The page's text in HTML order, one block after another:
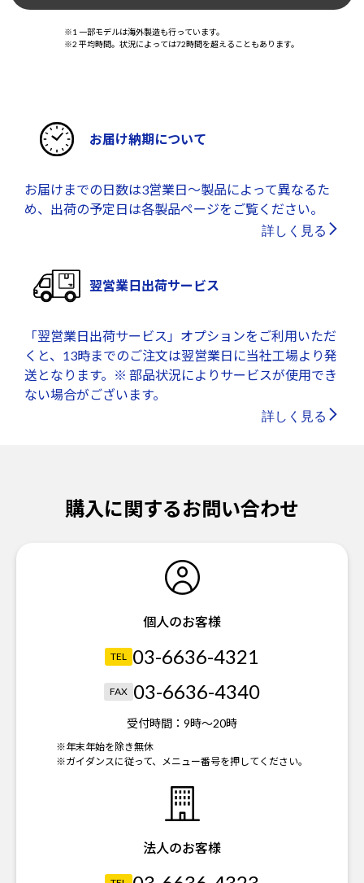
※1 一部モデルは海外製造も行っています。
※2 平均時間。状況によっては72時間を超えることもあります。
お届け納期について
お届けまでの日数は3営業日～製品によって異なるた
め、出荷の予定日は各製品ページをご覧ください。
詳しく見る
翌営業日出荷サービス
「翌営業日出荷サービス」オプションをご利用いただ
くと、13時までのご注文は翌営業日に当社工場より発
送となります。※ 部品状況によりサービスが使用でき
ない場合がございます。
詳しく見る
購入に関するお問い合わせ
個人のお客様
TEL 03-6636-4321
FAX 03-6636-4340
受付時間： 9時～20時
※年末年始を除き無休
※ガイダンスに従って、メニュー番号を押してください。
法人のお客様